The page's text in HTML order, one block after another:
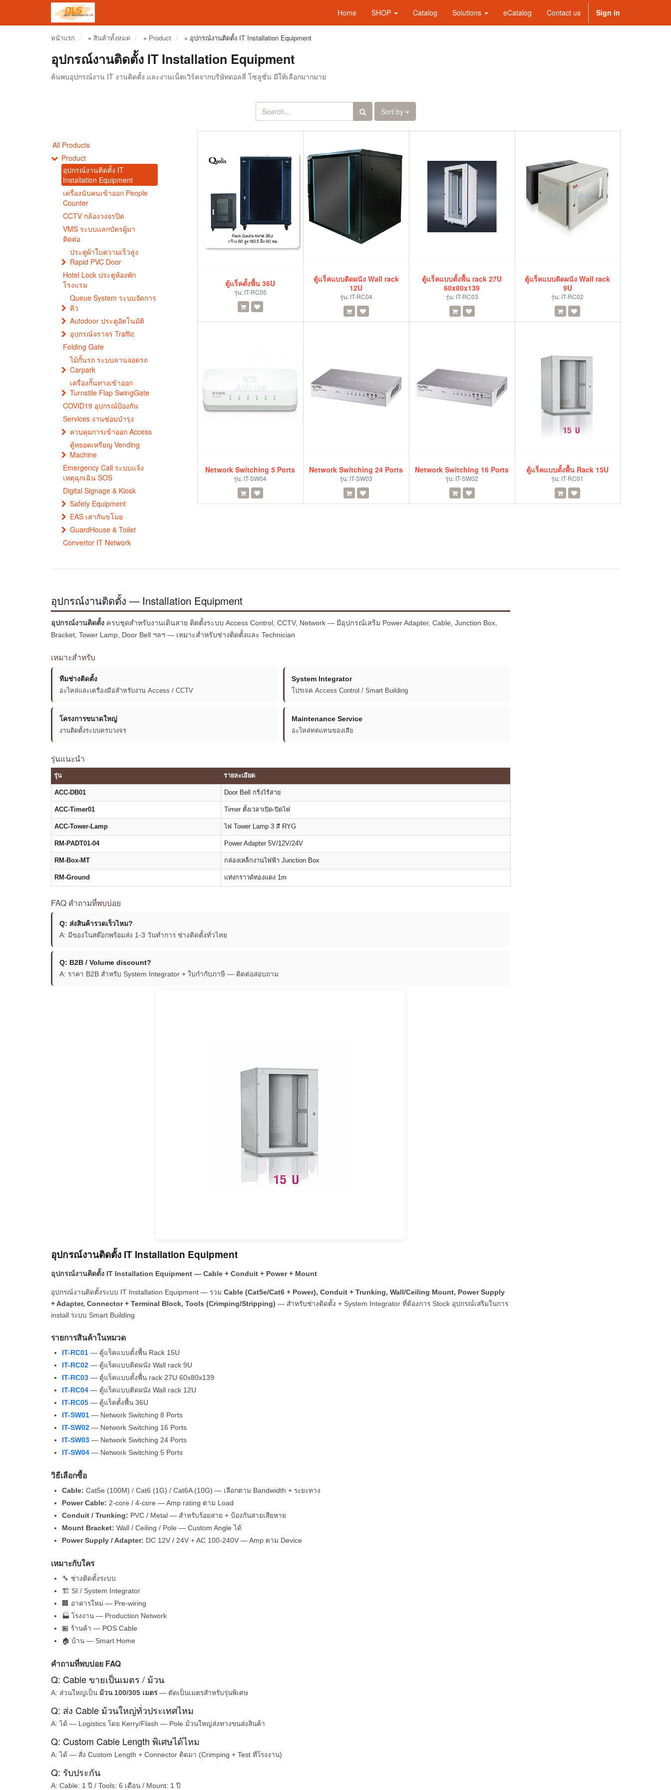
Home SHOP Catalog Solutions eCatalog Contact us Sign in
หน้าแรก » สินค้าทั้งหมด » Product » อุปกรณ์งานติดตั้ง IT Installation Equipment
อุปกรณ์งานติดตั้ง IT Installation Equipment
ค้นพบอุปกรณ์งาน IT งานติดตั้ง และงานเน็ตเวิร์คจากบริษัทดอลลี่ โซลูชั่น มีให้เลือกมากมาย
Sort by
All Products
Product
อุปกรณ์งานติดตั้ง IT
Installation Equipment
เครื่องนับคนเข้าออก People
Counter
CCTV กล้องวงจรปิด
VMS ระบบแลกบัตรผู้มา
ติดต่อ
ประตูผ้าใบความเร็วสูง
Rapid PVC Door
Hotel Lock ประตูห้องพัก
โรงแรม
Queue System ระบบจัดการ
คิว
Autodoor ประตูอัตโนมัติ
อุปกรณ์จราจร Traffic
Folding Gate
ไม้กั้นรถ ระบบลานจอดรถ
Carpark
เครื่องกั้นทางเข้าออก
Turnstile Flap SwingGate
COVID19 อุปกรณ์ป้องกัน
Services งานซ่อมบำรุง
ควบคุมการเข้าออก Access
ตู้หยอดเหรียญ Vending
Machine
Emergency Call ระบบแจ้ง
เหตุฉุกเฉิน SOS
Digital Signage & Kiosk
Safety Equipment
EAS เสากันขโมย
GuardHouse & Toilet
Convertor IT Network
ตู้แร็คตั้งพื้น 36U
รุ่น: IT-RC05
ตู้แร็คแบบติดผนัง Wall rack
12U
รุ่น: IT-RC04
ตู้แร็คแบบตั้งพื้น rack 27U
60x80x139
รุ่น: IT-RC03
ตู้แร็คแบบติดผนัง Wall rack
9U
รุ่น: IT-RC02
Network Switching 5 Ports
รุ่น: IT-SW04
Network Switching 24 Ports
รุ่น: IT-SW03
Network Switching 16 Ports
รุ่น: IT-SW02
ตู้แร็คแบบตั้งพื้น Rack 15U
รุ่น: IT-RC01
อุปกรณ์งานติดตั้ง — Installation Equipment
อุปกรณ์งานติดตั้ง ครบชุดสำหรับงานเดินสาย ติดตั้งระบบ Access Control, CCTV, Network — มีอุปกรณ์เสริม Power Adapter, Cable, Junction Box,
Bracket, Tower Lamp, Door Bell ฯลฯ — เหมาะสำหรับช่างติดตั้งและ Technician
เหมาะสำหรับ
ทีมช่างติดตั้ง
อะไหล่และเครื่องมือสำหรับงาน Access / CCTV
System Integrator
โปรเจค Access Control / Smart Building
โครงการขนาดใหญ่
งานติดตั้งระบบครบวงจร
Maintenance Service
อะไหล่ทดแทนของเสีย
รุ่นแนะนำ
รุ่น รายละเอียด
ACC-DB01 Door Bell กริ่งไร้สาย
ACC-Timer01 Timer ตั้งเวลาเปิด-ปิดไฟ
ACC-Tower-Lamp ไฟ Tower Lamp 3 สี RYG
RM-PADT01-04 Power Adapter 5V/12V/24V
RM-Box-MT กล่องเหล็กงานไฟฟ้า Junction Box
RM-Ground แท่งกราวด์ทองแดง 1m
FAQ คำถามที่พบบ่อย
Q: ส่งสินค้ารวดเร็วไหม?
A: มีของในสต๊อกพร้อมส่ง 1-3 วันทำการ ช่างติดตั้งทั่วไทย
Q: B2B / Volume discount?
A: ราคา B2B สำหรับ System Integrator + ใบกำกับภาษี — ติดต่อสอบถาม
อุปกรณ์งานติดตั้ง IT Installation Equipment
อุปกรณ์งานติดตั้ง IT Installation Equipment — Cable + Conduit + Power + Mount
อุปกรณ์งานติดตั้งระบบ IT Installation Equipment — รวม Cable (Cat5e/Cat6 + Power), Conduit + Trunking, Wall/Ceiling Mount, Power Supply
+ Adapter, Connector + Terminal Block, Tools (Crimping/Stripping) — สำหรับช่างติดตั้ง + System Integrator ที่ต้องการ Stock อุปกรณ์เสริมในการ
install ระบบ Smart Building
รายการสินค้าในหมวด
IT-RC01 — ตู้แร็คแบบตั้งพื้น Rack 15U
IT-RC02 — ตู้แร็คแบบติดผนัง Wall rack 9U
IT-RC03 — ตู้แร็คแบบตั้งพื้น rack 27U 60x80x139
IT-RC04 — ตู้แร็คแบบติดผนัง Wall rack 12U
IT-RC05 — ตู้แร็คตั้งพื้น 36U
IT-SW01 — Network Switching 8 Ports
IT-SW02 — Network Switching 16 Ports
IT-SW03 — Network Switching 24 Ports
IT-SW04 — Network Switching 5 Ports
วิธีเลือกซื้อ
Cable: Cat5e (100M) / Cat6 (1G) / Cat6A (10G) — เลือกตาม Bandwidth + ระยะทาง
Power Cable: 2-core / 4-core — Amp rating ตาม Load
Conduit / Trunking: PVC / Metal — สำหรับร้อยสาย + ป้องกันสายเสียหาย
Mount Bracket: Wall / Ceiling / Pole — Custom Angle ได้
Power Supply / Adapter: DC 12V / 24V + AC 100-240V — Amp ตาม Device
เหมาะกับใคร
🔧 ช่างติดตั้งระบบ
🏗 SI / System Integrator
🏢 อาคารใหม่ — Pre-wiring
🏭 โรงงาน — Production Network
🏪 ร้านค้า — POS Cable
🏠 บ้าน — Smart Home
คำถามที่พบบ่อย FAQ
Q: Cable ขายเป็นเมตร / ม้วน
A: ส่วนใหญ่เป็น ม้วน 100/305 เมตร— ตัดเป็นเมตรสำหรับรุ่นพิเศษ
Q: ส่ง Cable ม้วนใหญ่ทั่วประเทศไหม
A: ได้ — Logistics โดย Kerry/Flash — Pole ม้วนใหญ่ส่งทางขนส่งสินค้า
Q: Custom Cable Length พิเศษได้ไหม
A: ได้ — สั่ง Custom Length + Connector ติดมา (Crimping + Test ที่โรงงาน)
Q: รับประกัน
A: Cable: 1 ปี / Tools: 6 เดือน / Mount: 1 ปี